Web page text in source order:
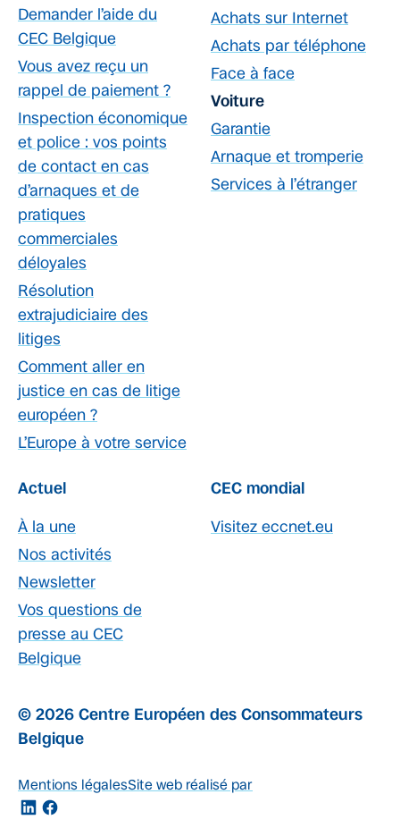
Demander l’aide du
CEC Belgique
Vous avez reçu un
rappel de paiement ?
Inspection économique
et police : vos points
de contact en cas
d’arnaques et de
pratiques
commerciales
déloyales
Résolution
extrajudiciaire des
litiges
Comment aller en
justice en cas de litige
européen ?
L’Europe à votre service
Achats sur Internet
Achats par téléphone
Face à face
Voiture
Garantie
Arnaque et tromperie
Services à l’étranger
Actuel
À la une
Nos activités
Newsletter
Vos questions de
presse au CEC
Belgique
CEC mondial
Visitez eccnet.eu
© 2026 Centre Européen des Consommateurs
Belgique
Mentions légalesSite web réalisé par